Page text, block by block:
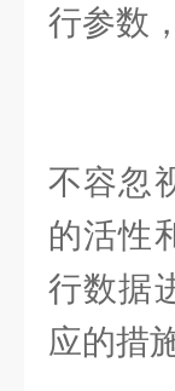
行参数
不容忽
的活性
行数据
应的措